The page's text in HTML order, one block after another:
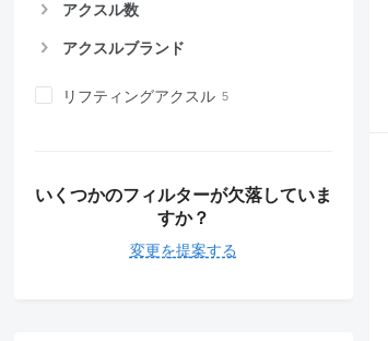
アクスル数
アクスルブランド
リフティングアクスル
いくつかのフィルターが欠落していま
すか？
変更を提案する